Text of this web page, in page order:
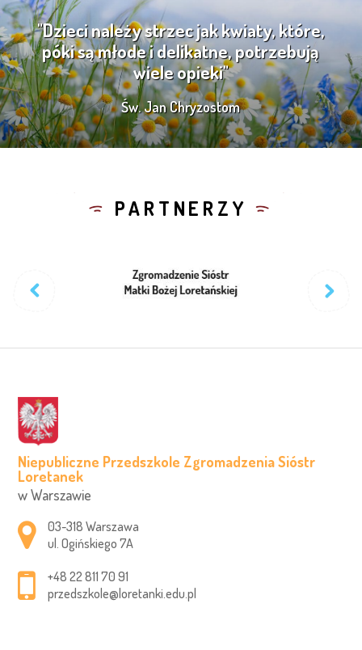
"Dzieci należy strzec jak kwiaty, które,
póki są młode i delikatne, potrzebują
wiele opieki"
Św. Jan Chryzostom
PARTNERZY
Niepubliczne Przedszkole Zgromadzenia Sióstr
Loretanek
w Warszawie
Adres pocztowy:
03-318 Warszawa
ul. Ogińskiego 7A
+48 22 811 70 91
przedszkole@loretanki.edu.pl